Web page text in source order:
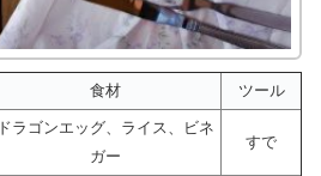
食材 ツール
ドラゴンエッグ、ライス、ビネ
ガー
すで